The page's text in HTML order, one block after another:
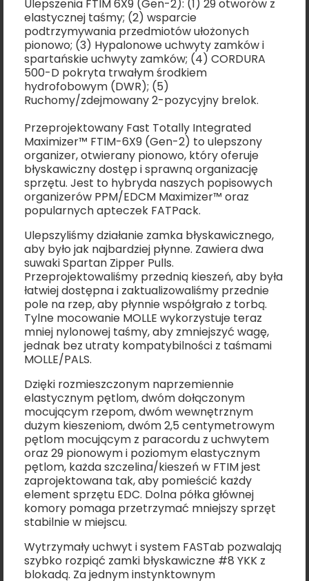
Ulepszenia FTIM 6X9 (Gen-2): (1) 29 otworów z
elastycznej taśmy; (2) wsparcie
podtrzymywania przedmiotów ułożonych
pionowo; (3) Hypalonowe uchwyty zamków i
spartańskie uchwyty zamków; (4) CORDURA
500-D pokryta trwałym środkiem
hydrofobowym (DWR); (5)
Ruchomy/zdejmowany 2-pozycyjny brelok.
Przeprojektowany Fast Totally Integrated
Maximizer™ FTIM-6X9 (Gen-2) to ulepszony
organizer, otwierany pionowo, który oferuje
błyskawiczny dostęp i sprawną organizację
sprzętu. Jest to hybryda naszych popisowych
organizerów PPM/EDCM Maximizer™ oraz
popularnych apteczek FATPack.
Ulepszyliśmy działanie zamka błyskawicznego,
aby było jak najbardziej płynne. Zawiera dwa
suwaki Spartan Zipper Pulls.
Przeprojektowaliśmy przednią kieszeń, aby była
łatwiej dostępna i zaktualizowaliśmy przednie
pole na rzep, aby płynnie współgrało z torbą.
Tylne mocowanie MOLLE wykorzystuje teraz
mniej nylonowej taśmy, aby zmniejszyć wagę,
jednak bez utraty kompatybilności z taśmami
MOLLE/PALS.
Dzięki rozmieszczonym naprzemiennie
elastycznym pętlom, dwóm dołączonym
mocującym rzepom, dwóm wewnętrznym
dużym kieszeniom, dwóm 2,5 centymetrowym
pętlom mocującym z paracordu z uchwytem
oraz 29 pionowym i poziomym elastycznym
pętlom, każda szczelina/kieszeń w FTIM jest
zaprojektowana tak, aby pomieścić każdy
element sprzętu EDC. Dolna półka głównej
komory pomaga przetrzymać mniejszy sprzęt
stabilnie w miejscu.
Wytrzymały uchwyt i system FASTab pozwalają
szybko rozpiąć zamki błyskawiczne #8 YKK z
blokadą. Za jednym instynktownym